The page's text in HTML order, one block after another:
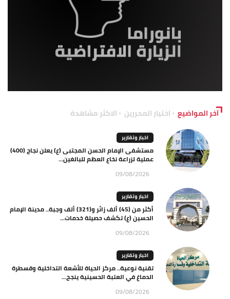
آخر المواضيع اختيار المحررين الاكثر مشاهدة
اخبار وتقارير
مستشفى الإمام الحسن المجتبى (ع) يعلن نجاح (400)
عملية لزراعة نخاع العظم للبالغين...
09/08/2026
اخبار وتقارير
أكثر من (45) ألف زائر و(321) ألف وجبة.. مدينة الإمام
الحسين (ع) تكشف حصيلة خدمات...
09/08/2026
اخبار وتقارير
تقنية نوعية.. مركز الحياة للأشعة التداخلية وقسطرة
الدماغ في العتبة الحسينية ينجح...
09/08/2026